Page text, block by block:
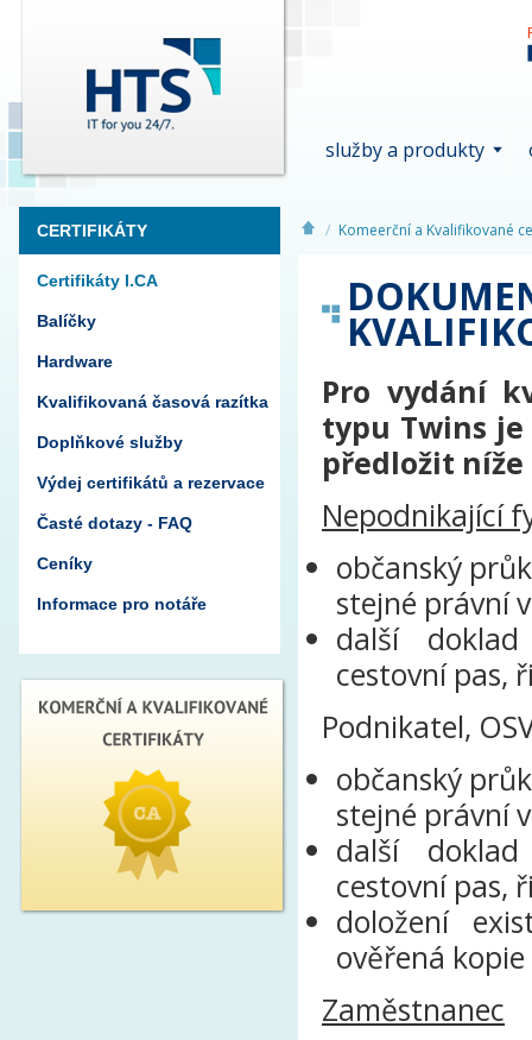
služby a produkty
CERTIFIKÁTY
Certifikáty I.CA
Balíčky
Hardware
Kvalifikovaná časová razítka
Doplňkové služby
Výdej certifikátů a rezervace
Časté dotazy - FAQ
Ceníky
Informace pro notáře
Komeerční a Kvalifikované
Pro vydání
typu Twins
předložit
Nepodnikající
občanský
stejné právní
další
cestovní pas,
Podnikatel,
občanský
stejné právní
další
cestovní pas,
doložení
ověřená
Zaměstnanec